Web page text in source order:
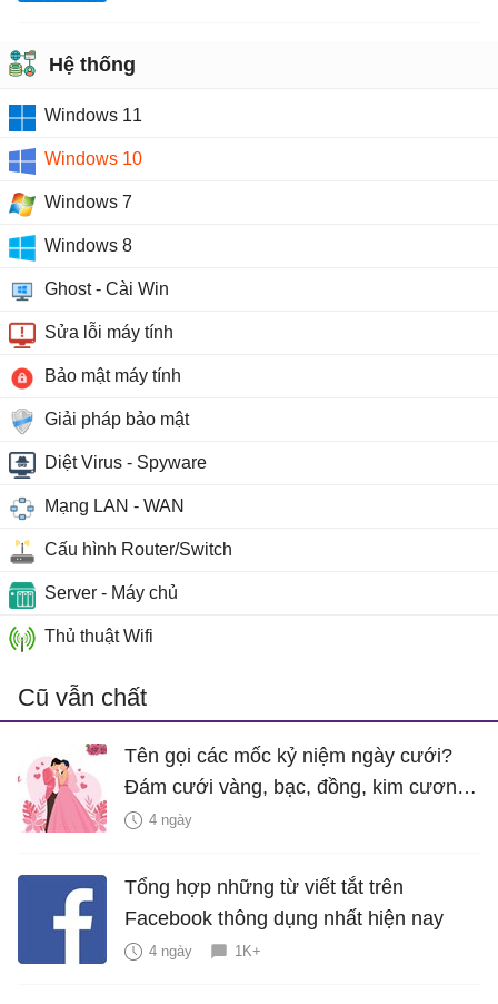
Hệ thống
Windows 11
Windows 10
Windows 7
Windows 8
Ghost - Cài Win
Sửa lỗi máy tính
Bảo mật máy tính
Giải pháp bảo mật
Diệt Virus - Spyware
Mạng LAN - WAN
Cấu hình Router/Switch
Server - Máy chủ
Thủ thuật Wifi
Cũ vẫn chất
Tên gọi các mốc kỷ niệm ngày cưới?
Đám cưới vàng, bạc, đồng, kim cương
là bao nhiêu năm?
4 ngày
Tổng hợp những từ viết tắt trên
Facebook thông dụng nhất hiện nay
4 ngày 1K+